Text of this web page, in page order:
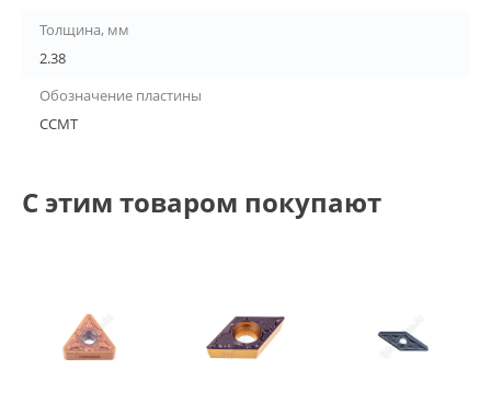
Толщина, мм
2.38
Обозначение пластины
CCMT
С этим товаром покупают